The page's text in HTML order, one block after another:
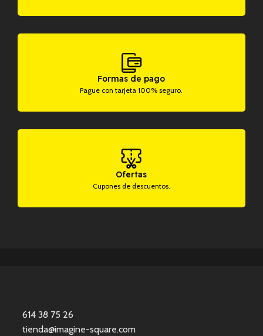
Formas de pago
Pague con tarjeta 100% seguro.
Ofertas
Cupones de descuentos.
614 38 75 26
tienda@imagine-square.com